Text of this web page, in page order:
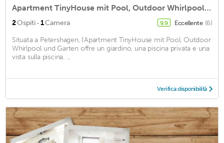
Apartment TinyHouse mit Pool, Outdoor Whirlpool und Garten
2Ospiti · 1Camera 9,9 Eccellente (6)
Situata a Petershagen, l'Apartment TinyHouse mit Pool, Outdoor
Whirlpool und Garten offre un giardino, una piscina privata e una
vista sulla piscina. ...
Verifica disponibilità